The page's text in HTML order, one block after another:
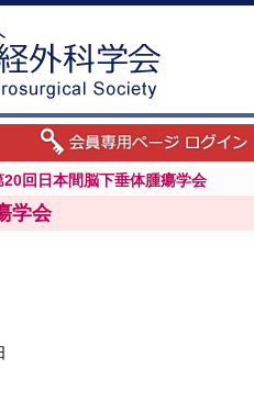
20回日本間脳下垂体腫瘍学会
学会